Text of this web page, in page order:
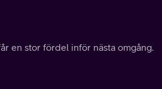
en stor fördel inför nästa omgång.